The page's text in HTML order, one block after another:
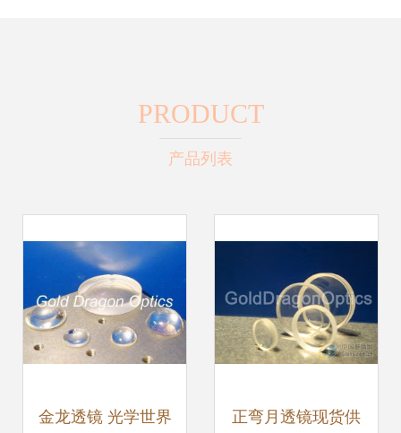
PRODUCT
产品列表
金龙透镜 光学世界 正弯月透镜现货供